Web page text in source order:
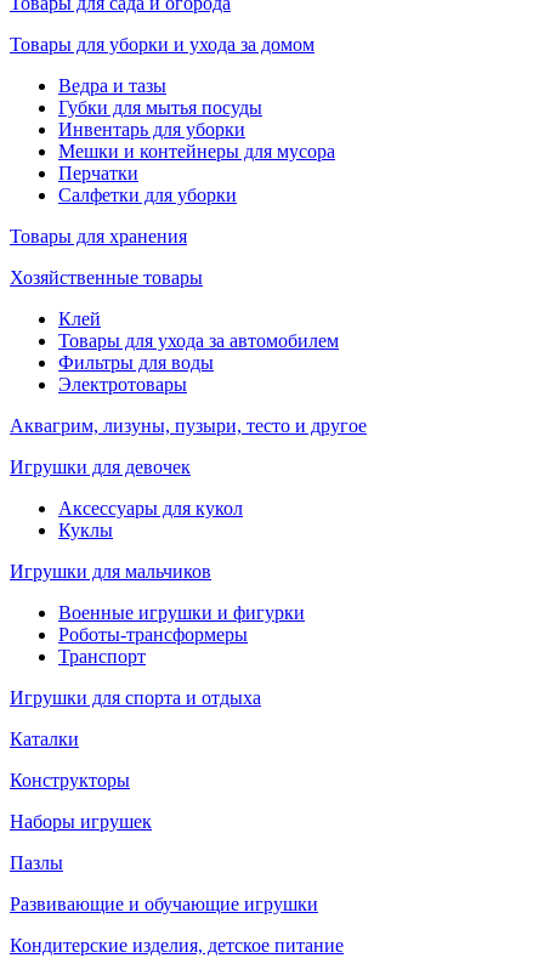
Товары для уборки и ухода за домом
Ведра и тазы
Губки для мытья посуды
Инвентарь для уборки
Мешки и контейнеры для мусора
Перчатки
Салфетки для уборки
Товары для хранения
Хозяйственные товары
Клей
Товары для ухода за автомобилем
Фильтры для воды
Электротовары
Аквагрим, лизуны, пузыри, тесто и другое
Игрушки для девочек
Аксессуары для кукол
Куклы
Игрушки для мальчиков
Военные игрушки и фигурки
Роботы-трансформеры
Транспорт
Игрушки для спорта и отдыха
Каталки
Конструкторы
Наборы игрушек
Пазлы
Развивающие и обучающие игрушки
Кондитерские изделия, детское питание